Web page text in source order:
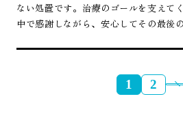
ない処置です。治療のゴールを支えて
中で感謝しながら、安心してその最後
1 2